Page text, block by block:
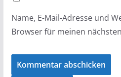
Name, E-Mail-Adresse und
Browser für meinen